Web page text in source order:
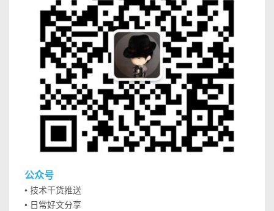
公众号
• 技术干货推送
• 日常好文分享